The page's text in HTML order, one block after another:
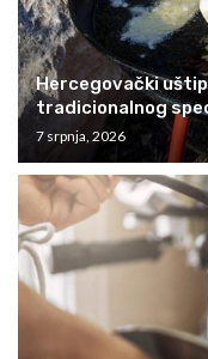
Hercegovački
tradicionalnog
7 srpnja, 2026